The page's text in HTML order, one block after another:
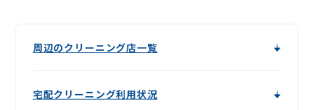
周辺のクリーニング店一覧
宅配クリーニング利用状況